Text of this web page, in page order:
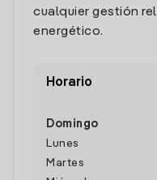
cualquier gestión
energético.
Horario
Domingo
Lunes
Martes